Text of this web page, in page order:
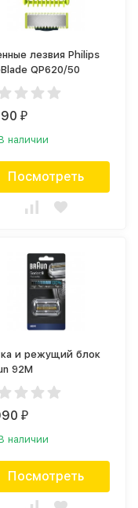
лезвия Philips
QP620/50
₽
наличии
Посмотреть
и режущий блок
92M
₽
наличии
Посмотреть